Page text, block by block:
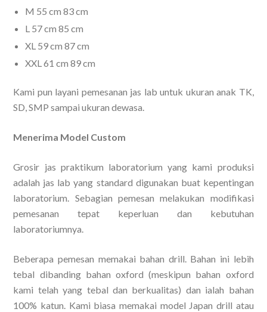
M 55 cm 83 cm
L 57 cm 85 cm
XL 59 cm 87 cm
XXL 61 cm 89 cm
Kami pun layani pemesanan jas lab untuk ukuran anak TK,
SD, SMP sampai ukuran dewasa.
Menerima Model Custom
Grosir jas praktikum laboratorium yang kami produksi
adalah jas lab yang standard digunakan buat kepentingan
laboratorium. Sebagian pemesan melakukan modifikasi
pemesanan tepat keperluan dan kebutuhan
laboratoriumnya.
Beberapa pemesan memakai bahan drill. Bahan ini lebih
tebal dibanding bahan oxford (meskipun bahan oxford
kami telah yang tebal dan berkualitas) dan ialah bahan
100% katun. Kami biasa memakai model Japan drill atau